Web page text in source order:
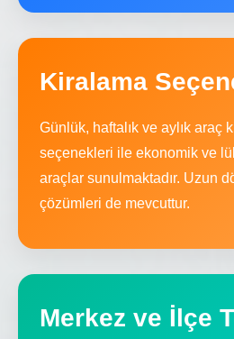
Kiralama
Günlük, haftalık ve aylık araç
seçenekleri ile ekonomik ve
araçlar sunulmaktadır. Uzun
çözümleri de mevcuttur.
Merkez ve İlçe